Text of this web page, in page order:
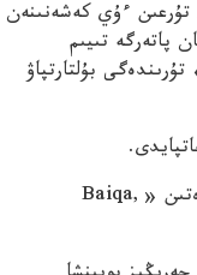
تۇرعىن ءۇي كەشەنىنەن
پاتەرگە تىيىم
بۇلتارتپاۋ
ايتا كەتەيىك، اگەنتتىكتە قارجى پيراميدالارىنىڭ بەلگىلەرىن تەكسەرۋگە مۇمكىندىك بەرەتىن «Baiqa,